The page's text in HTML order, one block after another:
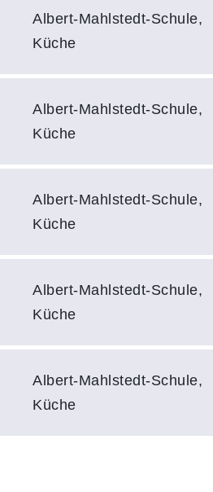
Albert-Mahlstedt-Schule,
Küche
Albert-Mahlstedt-Schule,
Küche
Albert-Mahlstedt-Schule,
Küche
Albert-Mahlstedt-Schule,
Küche
Albert-Mahlstedt-Schule,
Küche